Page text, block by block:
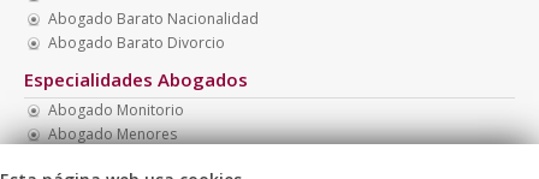
Abogado Barato Nacionalidad
Abogado Barato Divorcio
Especialidades Abogados
Abogado Monitorio
Abogado Menores